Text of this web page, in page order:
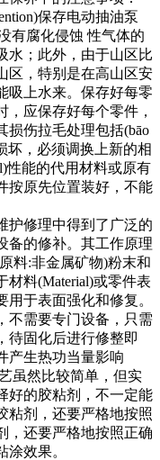
保存电动抽油泵
有腐化侵蚀 性气体的
水；此外，由于山区比
区，特别是在高山区安
吸上水来。保存好每零
应保存好每个零件，
损伤拉毛处理包括(bāo
坏，必须调换上新的相
性能的代用材料或原有
按原先位置装好，不能
修理中得到了广泛的
备的修补。其工作原理
料:非金属矿物)粉末和
料(Material)或零件表
于表面强化和修复。
不需要专门设备，只需
待固化后进行修整即
产生热功当量影响
虽然比较简单，但实
好的胶粘剂，不一定能
粘剂，还要严格地按照
，还要严格地按照正确
效果。